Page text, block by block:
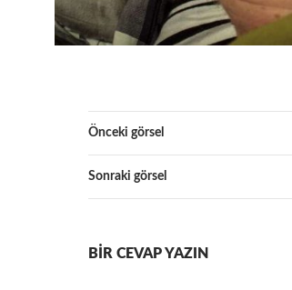
Önceki görsel
Sonraki görsel
BIR CEVAP YAZIN